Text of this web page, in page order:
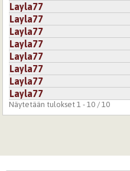
Layla77
Layla77
Layla77
Layla77
Layla77
Layla77
Layla77
Layla77
Näytetään tulokset 1 - 10 / 10